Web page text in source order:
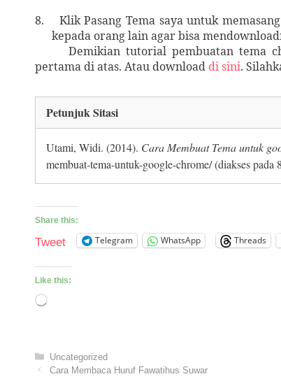
8.
Klik Pasang Tema saya untuk
kepada orang lain agar bisa
Demikian tutorial pembuatan tema
pertama di atas. Atau download di sini.
Petunjuk Sitasi
Utami, Widi. (2014). Cara Membuat Tema untuk
membuat-tema-untuk-google-chrome/ (diakses
Share this:
Tweet Telegram WhatsApp Threads
Like this:
Loading…
Categories
Uncategorized
Cara Membaca Huruf Fawatihus Suwar